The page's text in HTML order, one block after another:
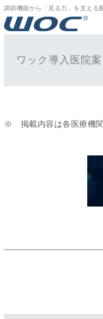
内
容
を
調節機能から「見る力」を支える
ワック導入医院
※ 掲載内容は各医療機関